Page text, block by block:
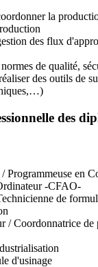
la
des flux
de qualité,
des outils de
des
Programmeuse en
-CFAO-
de
/ Coordonnatrice de
d'usinage